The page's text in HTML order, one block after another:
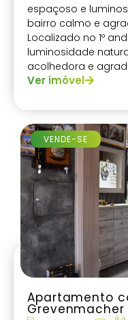
espaçoso e
bairro calmo e
Localizado no 1º
luminosidade
acolhedora e
completamente em
Ver imóvel
Apartamento
Grevenmacher
VENDE-SE